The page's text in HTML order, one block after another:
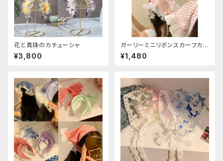
花と真珠のカチューシャ
¥3,800
ガーリーミニリボンスカーフカチ
ューシャ
¥1,480